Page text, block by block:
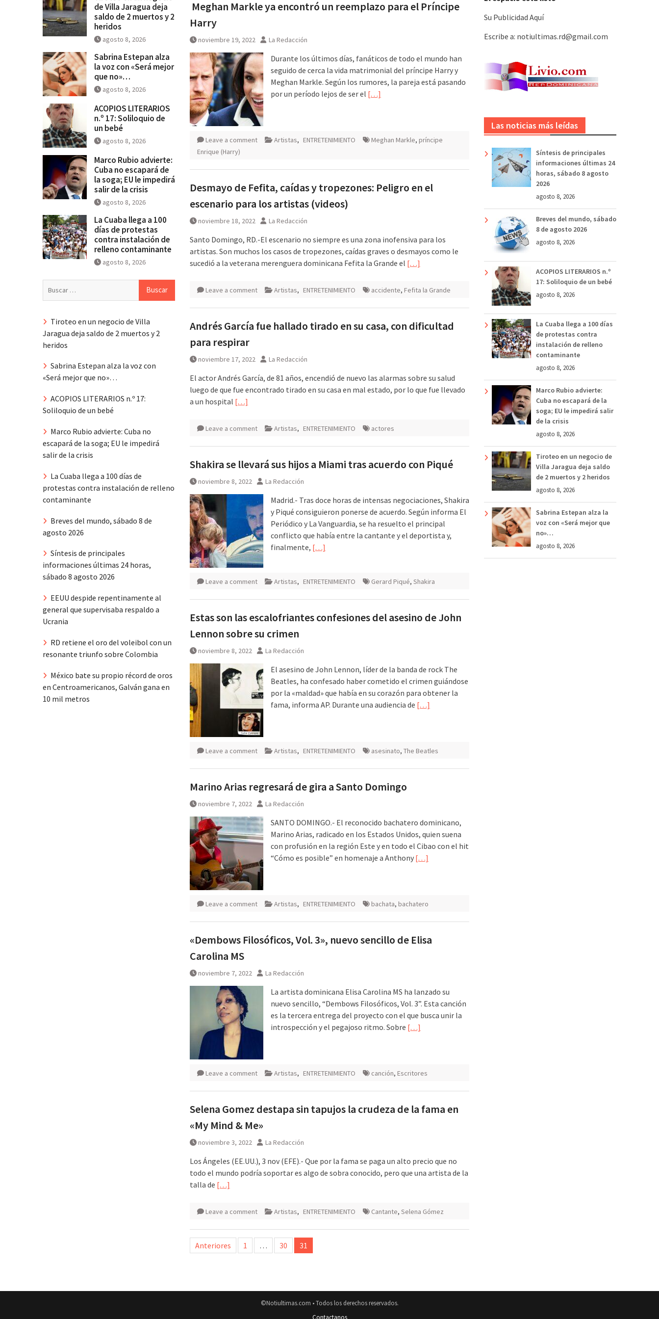
Meghan Markle ya encontró un reemplazo para el Príncipe
Harry
noviembre 19, 2022 La Redacción
Durante los últimos días, fanáticos de todo el mundo han
seguido de cerca la vida matrimonial del príncipe Harry y
Meghan Markle. Según los rumores, la pareja está pasando
por un período lejos de ser el […]
Leave a comment Artistas, ENTRETENIMIENTO Meghan Markle, príncipe
Enrique (Harry)
Desmayo de Fefita, caídas y tropezones: Peligro en el
escenario para los artistas (videos)
noviembre 18, 2022 La Redacción
Santo Domingo, RD.-El escenario no siempre es una zona inofensiva para los
artistas. Son muchos los casos de tropezones, caídas graves o desmayos como le
sucedió a la veterana merenguera dominicana Fefita la Grande el […]
Leave a comment Artistas, ENTRETENIMIENTO accidente, Fefita la Grande
Andrés García fue hallado tirado en su casa, con dificultad
para respirar
noviembre 17, 2022 La Redacción
El actor Andrés García, de 81 años, encendió de nuevo las alarmas sobre su salud
luego de que fue encontrado tirado en su casa en mal estado, por lo que fue llevado
a un hospital […]
Leave a comment Artistas, ENTRETENIMIENTO actores
Shakira se llevará sus hijos a Miami tras acuerdo con Piqué
noviembre 8, 2022 La Redacción
Madrid.- Tras doce horas de intensas negociaciones, Shakira
y Piqué consiguieron ponerse de acuerdo. Según informa El
Periódico y La Vanguardia, se ha resuelto el principal
conflicto que había entre la cantante y el deportista y,
finalmente, […]
Leave a comment Artistas, ENTRETENIMIENTO Gerard Piqué, Shakira
Estas son las escalofriantes confesiones del asesino de John
Lennon sobre su crimen
noviembre 8, 2022 La Redacción
El asesino de John Lennon, líder de la banda de rock The
Beatles, ha confesado haber cometido el crimen guiándose
por la «maldad» que había en su corazón para obtener la
fama, informa AP. Durante una audiencia de […]
Leave a comment Artistas, ENTRETENIMIENTO asesinato, The Beatles
Marino Arias regresará de gira a Santo Domingo
noviembre 7, 2022 La Redacción
SANTO DOMINGO.- El reconocido bachatero dominicano,
Marino Arias, radicado en los Estados Unidos, quien suena
con profusión en la región Este y en todo el Cibao con el hit
“Cómo es posible” en homenaje a Anthony […]
Leave a comment Artistas, ENTRETENIMIENTO bachata, bachatero
«Dembows Filosóficos, Vol. 3», nuevo sencillo de Elisa
Carolina MS
noviembre 7, 2022 La Redacción
La artista dominicana Elisa Carolina MS ha lanzado su
nuevo sencillo, “Dembows Filosóficos, Vol. 3”. Esta canción
es la tercera entrega del proyecto con el que busca unir la
introspección y el pegajoso ritmo. Sobre […]
Leave a comment Artistas, ENTRETENIMIENTO canción, Escritores
Selena Gomez destapa sin tapujos la crudeza de la fama en
«My Mind & Me»
noviembre 3, 2022 La Redacción
Los Ángeles (EE.UU.), 3 nov (EFE).- Que por la fama se paga un alto precio que no
todo el mundo podría soportar es algo de sobra conocido, pero que una artista de la
talla de […]
Leave a comment Artistas, ENTRETENIMIENTO Cantante, Selena Gómez
Paginación
de
Anteriores 1 … 30 31
Su Publicidad Aquí
Escribe a: notiultimas.rd@gmail.com
Las noticias más leídas
Síntesis de principales
informaciones últimas 24
horas, sábado 8 agosto
2026
agosto 8, 2026
Breves del mundo, sábado
8 de agosto 2026
agosto 8, 2026
ACOPIOS LITERARIOS n.º
17: Soliloquio de un bebé
agosto 8, 2026
La Cuaba llega a 100 días
de protestas contra
instalación de relleno
contaminante
agosto 8, 2026
Marco Rubio advierte:
Cuba no escapará de la
soga; EU le impedirá salir
de la crisis
agosto 8, 2026
Tiroteo en un negocio de
Villa Jaragua deja saldo
de 2 muertos y 2 heridos
agosto 8, 2026
Sabrina Estepan alza la
voz con «Será mejor que
no»…
agosto 8, 2026
de Villa Jaragua deja
saldo de 2 muertos y 2
heridos
agosto 8, 2026
Sabrina Estepan alza
la voz con «Será mejor
que no»…
agosto 8, 2026
ACOPIOS LITERARIOS
n.º 17: Soliloquio de
un bebé
agosto 8, 2026
Marco Rubio advierte:
Cuba no escapará de
la soga; EU le impedirá
salir de la crisis
agosto 8, 2026
La Cuaba llega a 100
días de protestas
contra instalación de
relleno contaminante
agosto 8, 2026
Tiroteo en un negocio de Villa
Jaragua deja saldo de 2 muertos y 2
heridos
Sabrina Estepan alza la voz con
«Será mejor que no»…
ACOPIOS LITERARIOS n.º 17:
Soliloquio de un bebé
Marco Rubio advierte: Cuba no
escapará de la soga; EU le impedirá
salir de la crisis
La Cuaba llega a 100 días de
protestas contra instalación de relleno
contaminante
Breves del mundo, sábado 8 de
agosto 2026
Síntesis de principales
informaciones últimas 24 horas,
sábado 8 agosto 2026
EEUU despide repentinamente al
general que supervisaba respaldo a
Ucrania
RD retiene el oro del voleibol con un
resonante triunfo sobre Colombia
México bate su propio récord de oros
en Centroamericanos, Galván gana en
10 mil metros
©Notiultimas.com • Todos los derechos reservados.
Contactanos